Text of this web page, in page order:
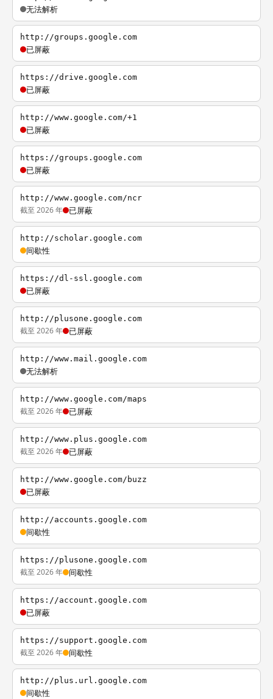
无法解析
http://groups.google.com
已屏蔽
https://drive.google.com
已屏蔽
http://www.google.com/+1
已屏蔽
https://groups.google.com
已屏蔽
http://www.google.com/ncr
截至 2026 年 已屏蔽
http://scholar.google.com
间歇性
https://dl-ssl.google.com
已屏蔽
http://plusone.google.com
截至 2026 年 已屏蔽
http://www.mail.google.com
无法解析
http://www.google.com/maps
截至 2026 年 已屏蔽
http://www.plus.google.com
截至 2026 年 已屏蔽
http://www.google.com/buzz
已屏蔽
http://accounts.google.com
间歇性
https://plusone.google.com
截至 2026 年 间歇性
https://account.google.com
已屏蔽
https://support.google.com
截至 2026 年 间歇性
http://plus.url.google.com
间歇性